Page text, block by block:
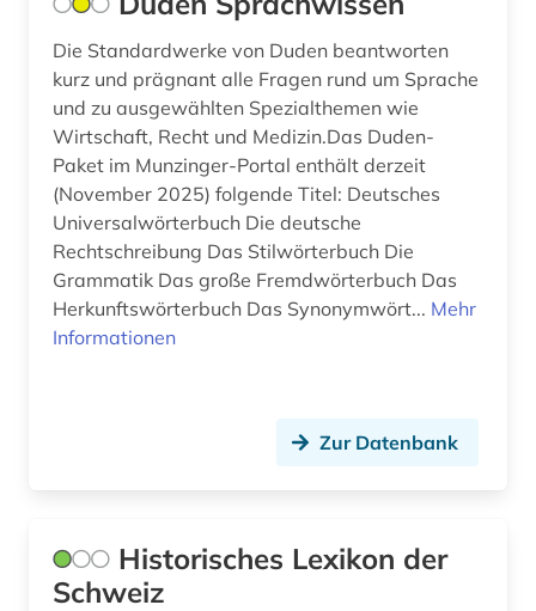
geschichte (15)
geschichte 1945- (1)
geschichte <1150 (1)
gesundheitsmarkt (1)
gesundheitswesen in deutschland (1)
iberoromanistik (2)
Saarland (1)
Schleswig-Holstein (2)
Schweiz (4)
Spanien (4)
Thueringen (1)
Tschechische Republik (2)
Tuerkei (1)
Die Standardwerke von Duden beantworten
kurz und prägnant alle Fragen rund um Sprache
und zu ausgewählten Spezialthemen wie
Wirtschaft, Recht und Medizin.Das Duden-
Paket im Munzinger-Portal enthält derzeit
(November 2025) folgende Titel: Deutsches
Universalwörterbuch Die deutsche
Rechtschreibung Das Stilwörterbuch Die
Grammatik Das große Fremdwörterbuch Das
Herkunftswörterbuch Das Synonymwört... Mehr
Informationen
Zur Datenbank
Historisches Lexikon der
Schweiz